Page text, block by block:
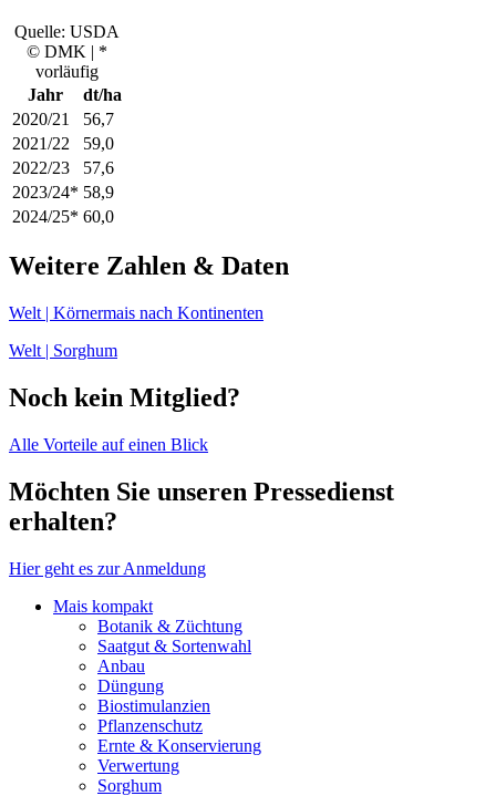
Quelle: USDA
© DMK | *
vorläufig
Jahr
dt/ha
2020/21
56,7
2021/22
59,0
2022/23
57,6
2023/24* 58,9
2024/25* 60,0
Weitere Zahlen & Daten
Welt | Körnermais nach Kontinenten
Welt | Sorghum
Noch kein Mitglied?
Alle Vorteile auf einen Blick
Möchten Sie unseren Pressedienst
erhalten?
Hier geht es zur Anmeldung
Mais kompakt
Botanik & Züchtung
Saatgut & Sortenwahl
Anbau
Düngung
Biostimulanzien
Pflanzenschutz
Ernte & Konservierung
Verwertung
Sorghum